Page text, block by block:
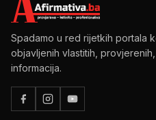
Spadamo u red rijetkih portala
objavljenih vlastitih,
informacija.